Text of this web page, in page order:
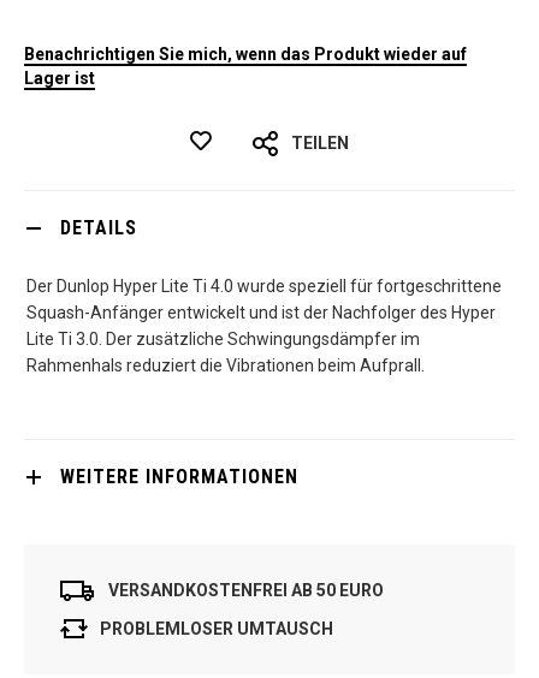
Benachrichtigen Sie mich, wenn das Produkt wieder auf
Lager ist
TEILEN
DETAILS
Der Dunlop Hyper Lite Ti 4.0 wurde speziell für fortgeschrittene
Squash-Anfänger entwickelt und ist der Nachfolger des Hyper
Lite Ti 3.0. Der zusätzliche Schwingungsdämpfer im
Rahmenhals reduziert die Vibrationen beim Aufprall.
WEITERE INFORMATIONEN
VERSANDKOSTENFREI AB 50 EURO
PROBLEMLOSER UMTAUSCH